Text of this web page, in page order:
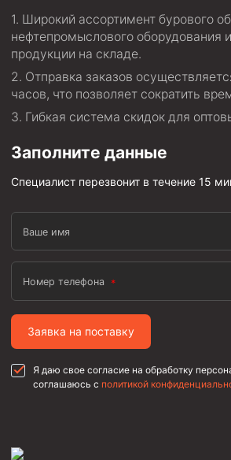
Пробки цементировочные
Скребки корончатые СК и
Центраторы колонные
Герметизаторы устьевые
Башмаки колонные
Инструмент для бурения и КРС
Перья для резки кабеля
Шаблоны колонные
Перья гидромониторные
Пауки гидравлические
Пауки механические
Желонки
Скреперы механические
Широкий ассортимент бурового
нефтепромыслового оборудования
продукции на складе.
Отправка заказов
часов, что позволяет сократить
Гибкая система скидок для
Заполните данные
Специалист перезвонит в течение 15
Ваше имя
Номер телефона
Заявка на поставку
Я даю свое согласие на обработку
соглашаюсь с политикой